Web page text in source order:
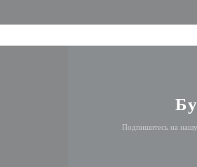
Подпишитесь на нашу